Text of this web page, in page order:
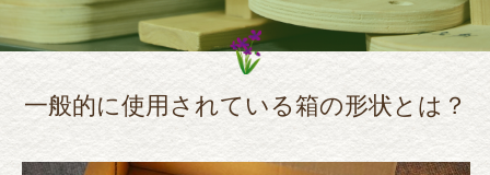
一般的に使用されている箱の形状とは？